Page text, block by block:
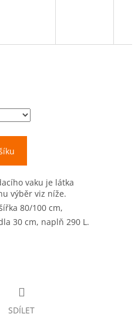
vaku je látka
výběr viz níže.
80/100 cm,
30 cm, naplň 290 L.
SDÍLET